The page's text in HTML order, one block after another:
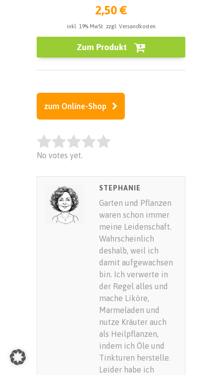
2,50 €
inkl. 19% MwSt. zzgl. Versandkosten
Zum Produkt
zum Online-Shop
Rate this item:
SUBMIT RATING
No votes yet.
STEPHANIE
Garten und Pflanzen
waren schon immer
meine Leidenschaft.
Wahrscheinlich
deshalb, weil ich
damit aufgewachsen
bin. Ich verwerte in
der Regel alles und
mache Liköre,
Marmeladen und
nutze Kräuter auch
als Heilpflanzen,
indem ich Öle und
Tinkturen herstelle.
Leider habe ich